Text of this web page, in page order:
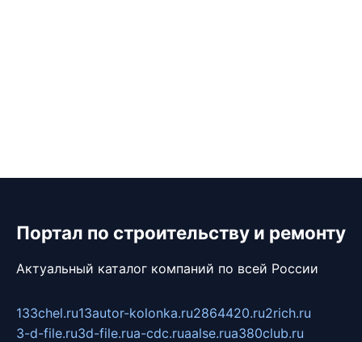
Портал по строительству и ремонту
Актуальный каталог компаний по всей России
133chel.ru13autor-kolonka.ru2864420.ru2rich.ru
3-d-file.ru3d-file.rua-cdc.ruaalse.rua380club.ru